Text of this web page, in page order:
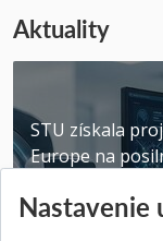
Aktuality
STU získala
Europe na
Publikované
Nastavenie